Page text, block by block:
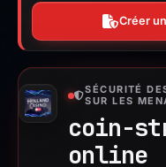
Créer
SÉCURITÉ
SUR LES
coin-
online